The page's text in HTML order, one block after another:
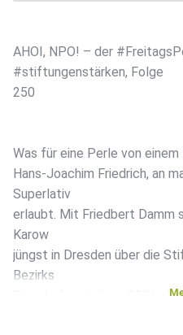
AHOI, NPO! – der
#stiftungenstärken, Folge
250
Was für eine Perle von
Hans-Joachim Friedrich, an
Superlativ
erlaubt. Mit Friedbert Damm
Karow
jüngst in Dresden über die
Bezirks
Dresden“, und diese 250te